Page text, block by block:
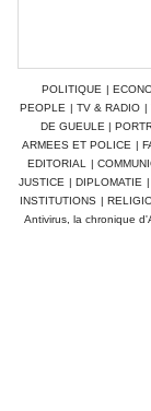
POLITIQUE |
PEOPLE | TV & RADIO |
DE GUEULE |
ARMEES ET POLICE |
EDITORIAL
|
JUSTICE | DIPLOMATIE |
INSTITUTIONS |
Antivirus, la chronique